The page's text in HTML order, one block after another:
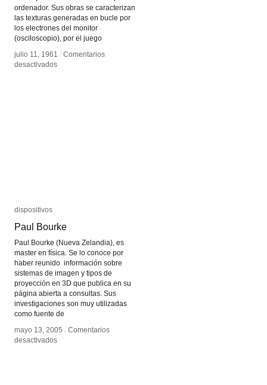
ordenador. Sus obras se caracterizan
las texturas generadas en bucle por
los electrones del monitor
(osciloscopio), por el juego
julio 11, 1961 / Comentarios
desactivadosen
julio 11, 1961 / Comentarios
desactivadosen
dispositivos
Paul Bourke
Paul Bourke (Nueva Zelandia), es
master en física. Se lo conoce por
haber reunido información sobre
sistemas de imagen y tipos de
proyección en 3D que publica en su
página abierta a consultas. Sus
investigaciones son muy utilizadas
como fuente de
mayo 13, 2005 / Comentarios
desactivadosen
dispositivos
Paul Bourke
mayo 13, 2005 / Comentarios
desactivadosen